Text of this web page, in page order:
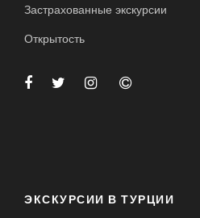
Застрахованные экскурсии
Открытость
ЭКСКУРСИИ В ТУРЦИИ